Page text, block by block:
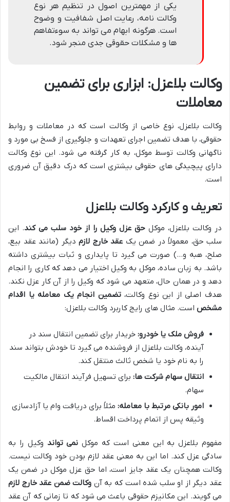
یکی از مهمترین اصول در تنظیم هر نوع
وکالت نامه، رعایت اصل شفافیت و وضوح
است. هرگونه ابهام می تواند به سوءتفاهم
ها و مشکلات حقوقی جدی منجر شود.
وکالت بلاعزل: ابزاری برای تضمین
معاملات
وکالت بلاعزل، نوع خاصی از وکالت است که در معاملات و روابط
حقوقی، با هدف تضمین اجرای تعهدات و جلوگیری از فسخ بی مورد و
ناگهانی وکالت توسط موکل، به کار گرفته می شود. این نوع وکالت
دارای پیچیدگی های حقوقی بیشتری است که درک دقیق آن ضروری
است.
تعریف و کارکرد وکالت بلاعزل
در وکالت بلاعزل، موکل حق عزل وکیل را از خود سلب می کند. این
سلب حق، معمولاً در ضمن یک عقد خارج لازم دیگر (مانند عقد بیع،
صلح، هبه و…) صورت می گیرد تا پایداری و ثبات بیشتری داشته
باشد. به زبان ساده، موکل به وکیل اختیار می دهد که کاری را انجام
دهد و در همان حال، متعهد می شود که وکیل را از آن کار عزل نکند.
هدف اصلی از این نوع وکالت،تضمین انجام یک معامله یا اقدام
مشخص است. مثال های رایج کاربرد وکالت بلاعزل:
فروش ملک یا خودرو: خریدار برای تضمین انتقال سند در
آینده، وکالت بلاعزل از فروشنده می گیرد تا خودش بتواند سند
را به نام خود یا شخص ثالث منتقل کند.
انتقال سهام شرکت ها: برای تسهیل فرآیند انتقال مالکیت
سهام.
امور بانکی مرتبط با معامله: مثلاً برای دریافت وام یا آزادسازی
وثیقه پس از اتمام پرداخت اقساط.
مفهوم بلاعزل به این معنی است که موکل نمی تواند وکیل را به
سادگی عزل کند. اما این به معنی عقد لازم بودن خود وکالت نیست.
وکالت همچنان یک عقد جایز است، اما حق عزل موکل در ضمن یک
عقد دیگر از او سلب شده است که به آن وکالت ضمن عقد خارج لازم
می گویند. این مکانیزم حقوقی باعث می شود که تا زمانی که آن عقد